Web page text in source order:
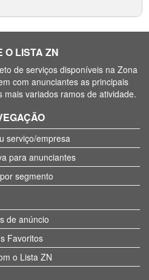
O LISTA ZN
de serviços disponíveis na Zona
com anunciantes as principais
variados ramos de atividade.
serviço/empresa
para anunciantes
segmento
de anúncio
Favoritos
o Lista ZN